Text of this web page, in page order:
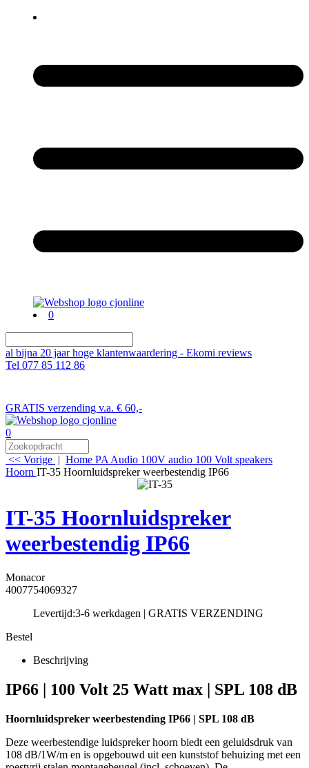
0
al bijna 20 jaar hoge klantenwaardering - Ekomi reviews
Tel 077 85 112 86
GRATIS verzending v.a. € 60,-
0
<< Vorige | Home PA Audio 100V audio 100 Volt speakers
Hoorn IT-35 Hoornluidspreker weerbestendig IP66
IT-35 Hoornluidspreker
weerbestendig IP66
Monacor
4007754069327
Levertijd:3-6 werkdagen | GRATIS VERZENDING
Bestel
Beschrijving
IP66 | 100 Volt 25 Watt max | SPL 108 dB
Hoornluidspreker weerbestending IP66 | SPL 108 dB
Deze weerbestendige luidspreker hoorn biedt een geluidsdruk van
108 dB/1W/m en is opgebouwd uit een kunststof behuizing met een